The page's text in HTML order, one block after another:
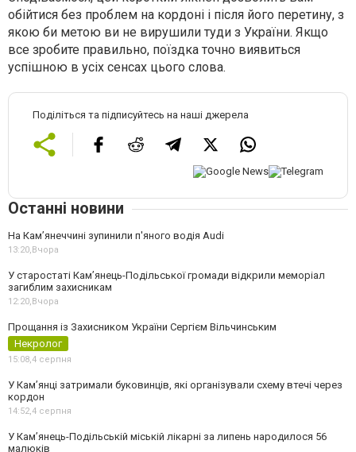
обійтися без проблем на кордоні і після його перетину, з
якою би метою ви не вирушили туди з України. Якщо
все зробите правильно, поїздка точно виявиться
успішною в усіх сенсах цього слова.
Поділіться та підписуйтесь на наші джерела
Останні новини
На Камʼянеччині зупинили п'яного водія Audi
13:20,Вчора
У старостаті Кам’янець-Подільської громади відкрили меморіал
загиблим захисникам
12:20,Вчора
Прощання із Захисником України Сергієм Вільчинським
Некролог
15:08,4 серпня
У Кам’янці затримали буковинців, які організували схему втечі через
кордон
14:52,4 серпня
У Кам’янець-Подільській міській лікарні за липень народилося 56
малюків